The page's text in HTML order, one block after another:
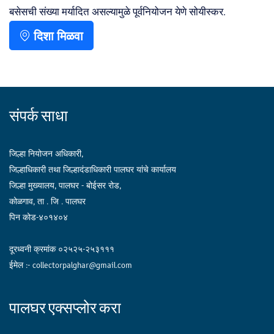
बसेसची संख्या मर्यादित असल्यामुळे पूर्वनियोजन येणे सोयीस्कर.
दिशा मिळवा
संपर्क साधा
जिल्हा नियोजन अधिकारी,
जिल्हाधिकारी तथा जिल्हादंडाधिकारी पालघर यांचे कार्यालय
जिल्हा मुख्यालय, पालघर - बोईसर रोड,
कोळगाव, ता . जि . पालघर
पिन कोड-४०१४०४
दूरध्वनी क्रमांक ०२५२५-२५३१११
ईमेल :- collectorpalghar@gmail.com
पालघर एक्सप्लोर करा